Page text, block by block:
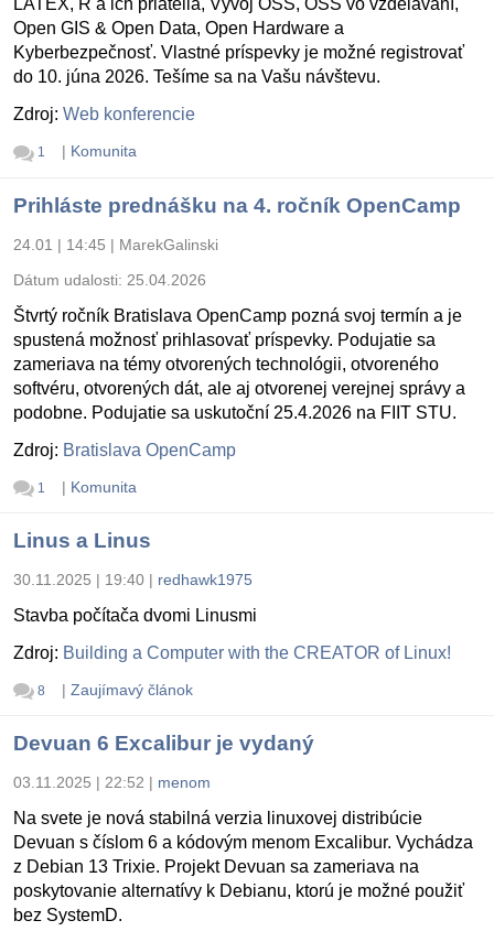
LATEX, R a ich priatelia, Vývoj OSS, OSS vo vzdelávaní,
Open GIS & Open Data, Open Hardware a
Kyberbezpečnosť. Vlastné príspevky je možné registrovať
do 10. júna 2026. Tešíme sa na Vašu návštevu.
Zdroj: Web konferencie
1 | Komunita
Prihláste prednášku na 4. ročník OpenCamp
24.01 | 14:45 | MarekGalinski
Dátum udalosti: 25.04.2026
Štvrtý ročník Bratislava OpenCamp pozná svoj termín a je
spustená možnosť prihlasovať príspevky. Podujatie sa
zameriava na témy otvorených technológii, otvoreného
softvéru, otvorených dát, ale aj otvorenej verejnej správy a
podobne. Podujatie sa uskutoční 25.4.2026 na FIIT STU.
Zdroj: Bratislava OpenCamp
1 | Komunita
Linus a Linus
30.11.2025 | 19:40 | redhawk1975
Stavba počítača dvomi Linusmi
Zdroj: Building a Computer with the CREATOR of Linux!
8 | Zaujímavý článok
Devuan 6 Excalibur je vydaný
03.11.2025 | 22:52 | menom
Na svete je nová stabilná verzia linuxovej distribúcie
Devuan s číslom 6 a kódovým menom Excalibur. Vychádza
z Debian 13 Trixie. Projekt Devuan sa zameriava na
poskytovanie alternatívy k Debianu, ktorú je možné použiť
bez SystemD.